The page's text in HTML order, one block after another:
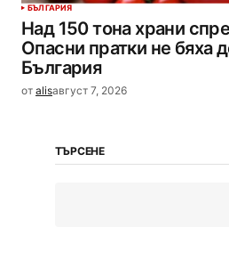
БЪЛГАРИЯ
Над 150 тона храни
Опасни пратки не бяха
България
от alisавгуст 7, 2026
ТЪРСЕНЕ